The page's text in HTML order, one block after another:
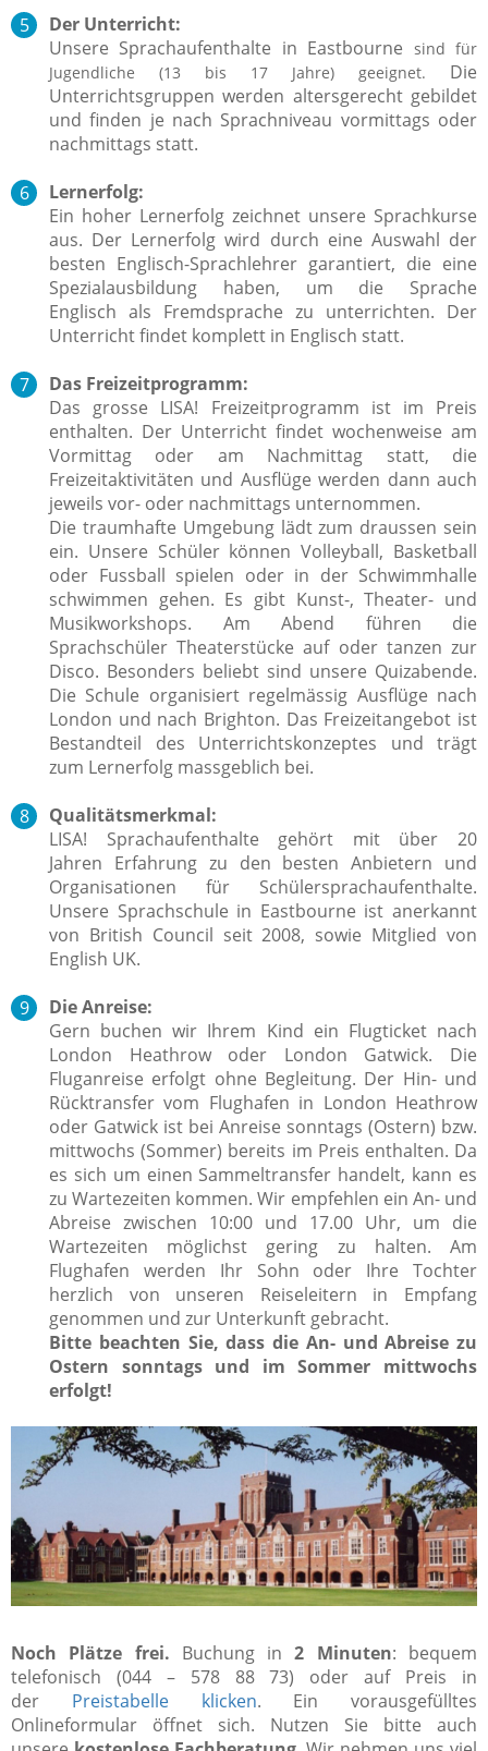
Der Unterricht:
Unsere Sprachaufenthalte in Eastbourne sind für
Jugendliche (13 bis 17 Jahre) geeignet.
Die
Unterrichtsgruppen werden altersgerecht gebildet
und finden je nach Sprachniveau vormittags oder
nachmittags statt.
Lernerfolg:
Ein hoher Lernerfolg zeichnet unsere Sprachkurse
aus. Der Lernerfolg wird durch eine Auswahl der
besten Englisch-Sprachlehrer garantiert, die eine
Spezialausbildung haben, um die Sprache
Englisch als Fremdsprache zu unterrichten. Der
Unterricht findet komplett in Englisch statt.
Das Freizeitprogramm:
Das grosse LISA! Freizeitprogramm ist im Preis
enthalten. Der Unterricht findet wochenweise am
Vormittag oder am Nachmittag statt, die
Freizeitaktivitäten und Ausflüge werden dann auch
jeweils vor- oder nachmittags unternommen.
Die traumhafte Umgebung lädt zum draussen sein
ein. Unsere Schüler können Volleyball, Basketball
oder Fussball spielen oder in der Schwimmhalle
schwimmen gehen. Es gibt Kunst-, Theater- und
Musikworkshops. Am Abend führen die
Sprachschüler Theaterstücke auf oder tanzen zur
Disco. Besonders beliebt sind unsere Quizabende.
Die Schule organisiert regelmässig Ausflüge nach
London und nach Brighton. Das Freizeitangebot ist
Bestandteil des Unterrichtskonzeptes und trägt
zum Lernerfolg massgeblich bei.
Qualitätsmerkmal:
LISA! Sprachaufenthalte gehört mit über 20
Jahren Erfahrung zu den besten Anbietern und
Organisationen für Schülersprachaufenthalte.
Unsere Sprachschule in Eastbourne ist anerkannt
von British Council seit 2008, sowie Mitglied von
English UK.
Die Anreise:
Gern buchen wir Ihrem Kind ein Flugticket nach
London Heathrow oder London Gatwick. Die
Fluganreise erfolgt ohne Begleitung. Der Hin- und
Rücktransfer vom Flughafen in London Heathrow
oder Gatwick ist bei Anreise sonntags (Ostern) bzw.
mittwochs (Sommer) bereits im Preis enthalten. Da
es sich um einen Sammeltransfer handelt, kann es
zu Wartezeiten kommen. Wir empfehlen ein An- und
Abreise zwischen 10:00 und 17.00 Uhr, um die
Wartezeiten möglichst gering zu halten. Am
Flughafen werden Ihr Sohn oder Ihre Tochter
herzlich von unseren Reiseleitern in Empfang
genommen und zur Unterkunft gebracht.
Bitte beachten Sie, dass die An- und Abreise zu
Ostern sonntags und im Sommer mittwochs
erfolgt!
Noch Plätze frei. Buchung in2 Minuten: bequem
telefonisch (044 – 578 88 73) oder auf Preis in
der Preistabelle klicken. Ein vorausgefülltes
Onlineformular öffnet sich. Nutzen Sie bitte auch